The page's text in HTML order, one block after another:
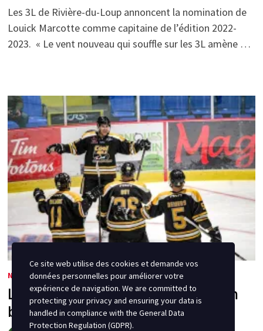
Les 3L de Rivière-du-Loup annoncent la nomination de
Louick Marcotte comme capitaine de l’édition 2022-
2023. « Le vent nouveau qui souffle sur les 3L amène …
NOUVELLES
Le Cool FM fini sa préparation en
beauté !
Ce site web utilise des cookies et demande vos
données personnelles pour améliorer votre
expérience de navigation. We are committed to
protecting your privacy and ensuring your data is
handled in compliance with the General Data
Protection Regulation (GDPR).